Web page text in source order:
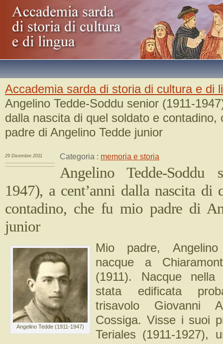
Accademia sarda di storia di cultura e di
Angelino Tedde-Soddu senior (1911-
dalla nascita di quel soldato e contadino,
padre di Angelino Tedde junior
29 Dicembre 2011 Categoria : memoria e storia
Angelino Tedde-Soddu
1947), a cent’anni dalla nascita di
contadino, che fu mio padre di
junior
Angelino Tedde (1911-1947)
Mio padre, Angelino
nacque a
(1911). Nacque
stata edificata
trisavolo Giovanni
Cossiga. Visse i suoi
Teriales (1911-1927),